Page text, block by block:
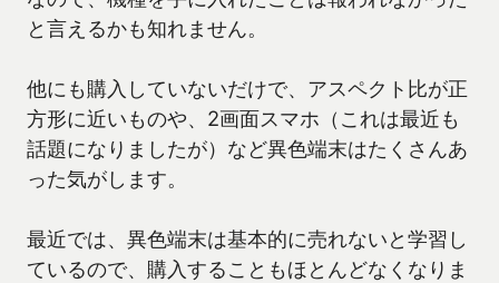
と言えるかも知れません。
他にも購入していないだけで、アスペクト比が正
方形に近いものや、2画面スマホ（これは最近も
話題になりましたが）など異色端末はたくさんあ
った気がします。
最近では、異色端末は基本的に売れないと学習し
ているので、購入することもほとんどなくなりま